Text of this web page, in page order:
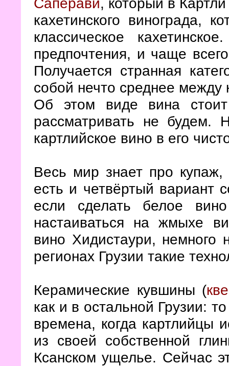
кахетинского винограда,
классическое
предпочтения, и чаще
Получается странная
собой нечто среднее между
Об этом виде вина
рассматривать не будем.
картлийское вино в его
Весь мир знает про
есть и четвёртый вариант
если сделать белое
настаиваться на жмыхе
вино Хидистаури,
регионах Грузии такие
Керамические кувшины (
как и в остальной Грузии:
времена, когда картлийцы
из своей собственной
Ксанском ущелье. Сейчас